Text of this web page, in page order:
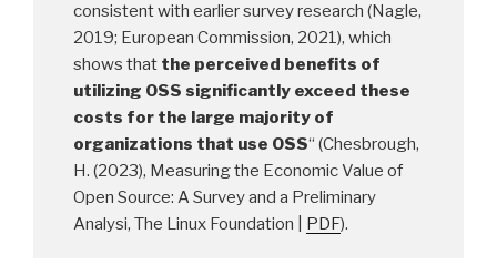
consistent with earlier survey research (Nagle,
2019; European Commission, 2021), which
shows that the perceived benefits of
utilizing OSS significantly exceed these
costs for the large majority of
organizations that use OSS“ (Chesbrough,
H. (2023), Measuring the Economic Value of
Open Source: A Survey and a Preliminary
Analysi, The Linux Foundation | PDF).